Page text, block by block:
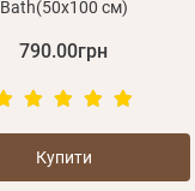
Bath(50x100 см)
790.00грн
Купити